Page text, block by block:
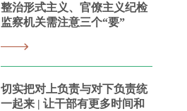
整治形式主义、官僚主义纪检
监察机关需注意三个“要”
切实把对上负责与对下负责统
一起来 | 让干部有更多时间和